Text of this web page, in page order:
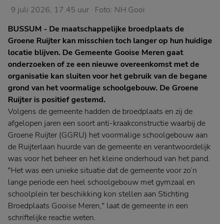
9 juli 2026, 17.45 uur · Foto: NH Gooi
BUSSUM - De maatschappelijke broedplaats de
Groene Ruijter kan misschien toch langer op hun huidige
locatie blijven. De Gemeente Gooise Meren gaat
onderzoeken of ze een nieuwe overeenkomst met de
organisatie kan sluiten voor het gebruik van de begane
grond van het voormalige schoolgebouw. De Groene
Ruijter is positief gestemd.
Volgens de gemeente hadden de broedplaats en zij de
afgelopen jaren een soort anti-kraakconstructie waarbij de
Groene Ruijter (GGRU) het voormalige schoolgebouw aan
de Ruijterlaan huurde van de gemeente en verantwoordelijk
was voor het beheer en het kleine onderhoud van het pand.
"Het was een unieke situatie dat de gemeente voor zo’n
lange periode een heel schoolgebouw met gymzaal en
schoolplein ter beschikking kon stellen aan Stichting
Broedplaats Gooise Meren," laat de gemeente in een
schriftelijke reactie weten.